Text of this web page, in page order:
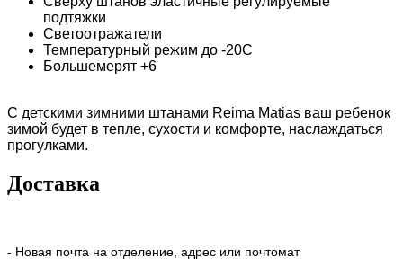
подтяжки
Светоотражатели
Температурный режим до -20С
Большемерят +6
С детскими зимними штанами Reima Matias ваш ребенок
зимой будет в тепле, сухости и комфорте, наслаждаться
прогулками.
Доставка
- Новая почта на отделение, адрес или почтомат